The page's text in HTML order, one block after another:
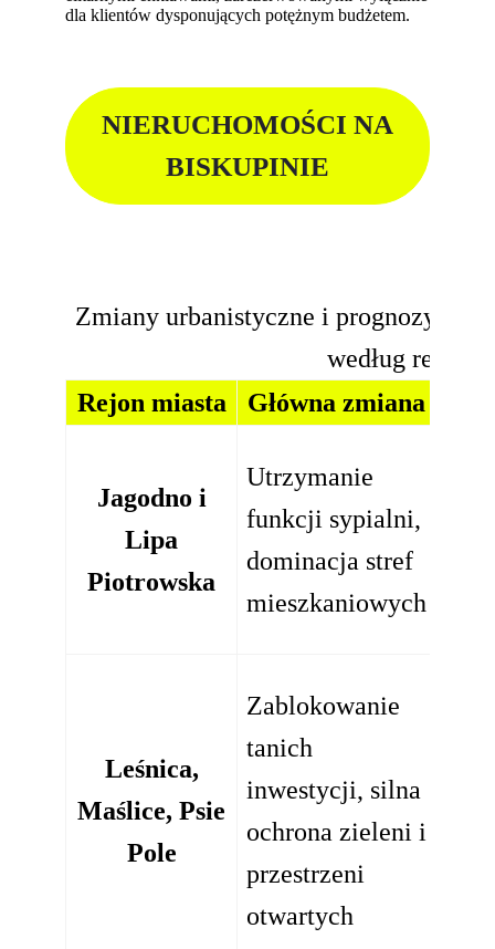
dla klientów dysponujących potężnym budżetem.
NIERUCHOMOŚCI NA
BISKUPINIE
Zmiany urbanistyczne i prognozy cen
według
Rejon miasta
Główna zmiana
Jagodno i
Lipa
Piotrowska
Utrzymanie
funkcji sypialni,
dominacja stref
mieszkaniowych
Leśnica,
Maślice, Psie
Pole
Zablokowanie
tanich
inwestycji, silna
ochrona zieleni i
przestrzeni
otwartych